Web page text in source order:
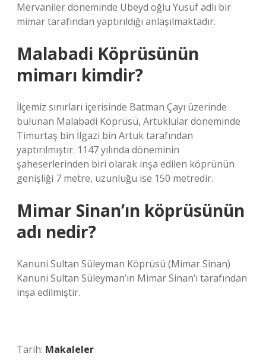
Mervaniler döneminde Ubeyd oğlu Yusuf adlı bir
mimar tarafından yaptırıldığı anlaşılmaktadır.
Malabadi Köprüsünün
mimarı kimdir?
İlçemiz sınırları içerisinde Batman Çayı üzerinde
bulunan Malabadi Köprüsü, Artuklular döneminde
Timurtaş bin İlgazi bin Artuk tarafından
yaptırılmıştır. 1147 yılında döneminin
şaheserlerinden biri olarak inşa edilen köprünün
genişliği 7 metre, uzunluğu ise 150 metredir.
Mimar Sinan’ın köprüsünün
adı nedir?
Kanuni Sultan Süleyman Köprüsü (Mimar Sinan)
Kanuni Sultan Süleyman’ın Mimar Sinan’ı tarafından
inşa edilmiştir.
Tarih: Makaleler